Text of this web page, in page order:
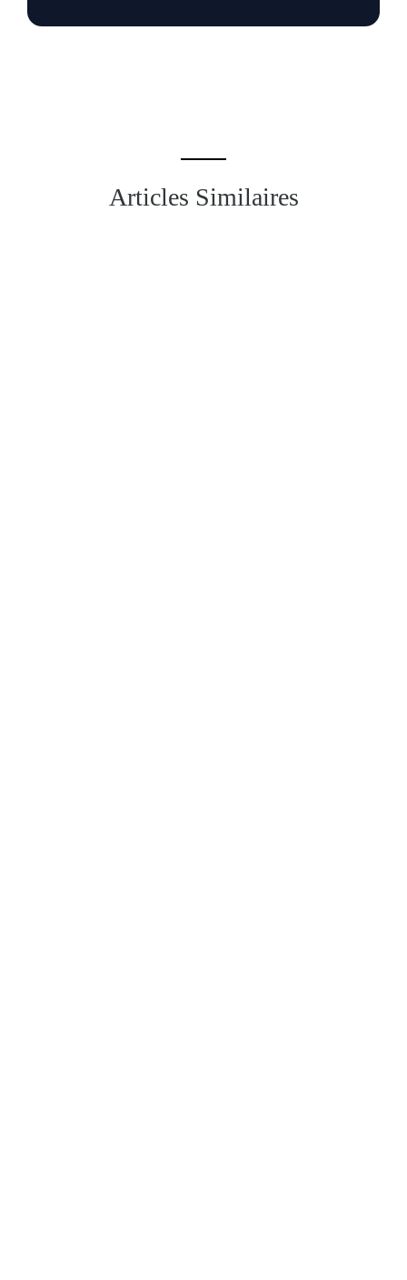
Articles Similaires